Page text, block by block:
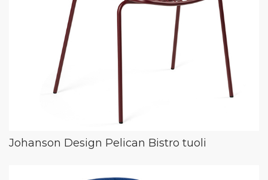
Johanson Design Pelican Bistro tuoli